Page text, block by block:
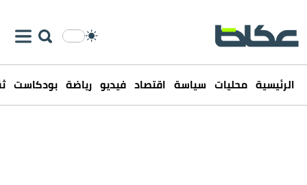
الرئيسية محليات سياسة اقتصاد فيديو رياضة بودكاست